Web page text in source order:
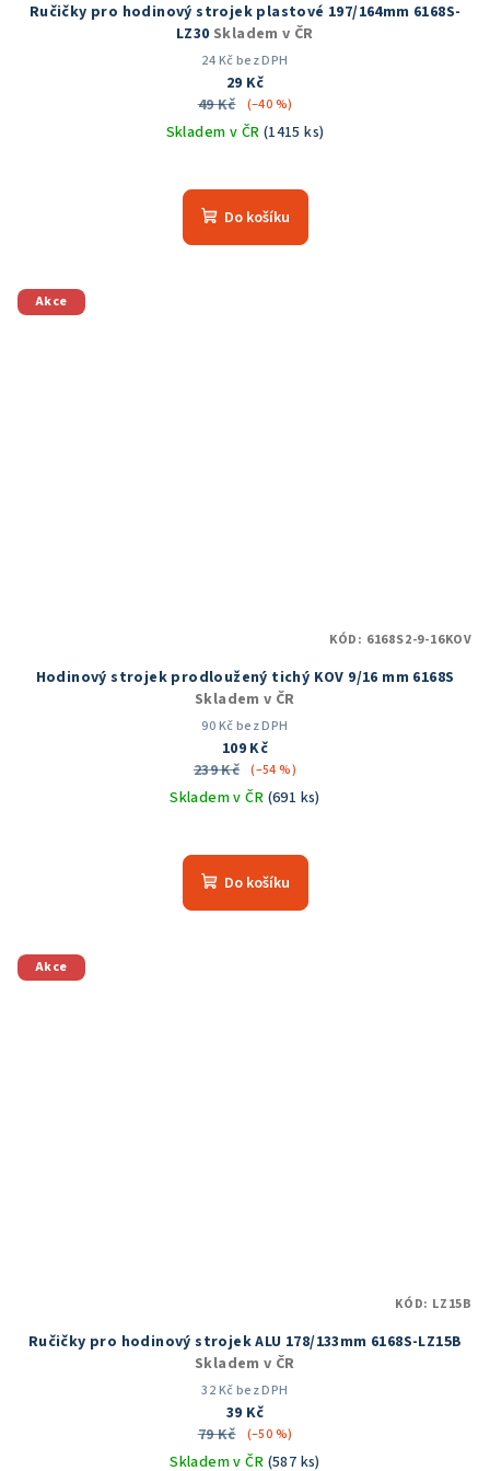
Ručičky pro hodinový strojek plastové 197/164mm 6168S-
LZ30 Skladem v ČR
24 Kč bez DPH
29 Kč
49 Kč
(–40 %)
Skladem v ČR (1415 ks)
hodnocení
produktu
Do košíku
Akce
Hodinový strojek prodloužený tichý KOV 9/16 mm 6168S
Skladem v ČR
90 Kč bez DPH
109 Kč
239 Kč (–54 %)
Skladem v ČR (691 ks)
hodnocení
produktu
Do košíku
KÓD: 6168S2-9-16KOV
Akce
Ručičky pro hodinový strojek ALU 178/133mm 6168S-LZ15B
Skladem v ČR
32 Kč bez DPH
39 Kč
79 Kč
(–50 %)
Skladem v ČR (587 ks)
KÓD: LZ15B